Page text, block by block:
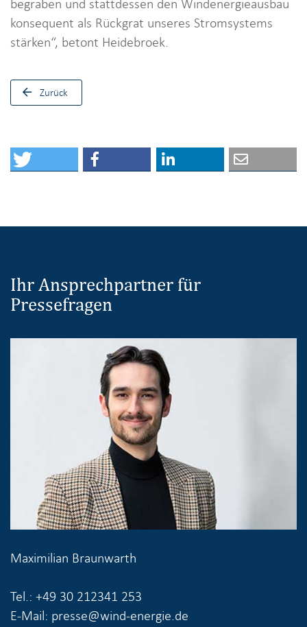
begraben und stattdessen den Windenergieausbau
konsequent als Rückgrat unseres Stromsystems
stärken“, betont Heidebroek.
Zurück
Ihr Ansprechpartner für
Pressefragen
Maximilian Braunwarth
Tel.: +49 30 212341 253
E-Mail: presse@wind-energie.de